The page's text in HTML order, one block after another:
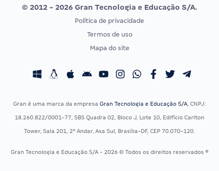
Vunesp
CONCURSOS POR PROFISSÃO
Concursos Fiscais
Residência Multiprofissional
EXAME DE ORDEM
Calendário OAB
© 2012 - 2026 Gran Tecnologia e Educação S/A.
Política de privacidade
Termos de uso
Mapa do site
Gran é uma marca da empresa Gran Tecnologia e Educação S/A, CNPJ:
18.260.822/0001-77, SBS Quadra 02, Bloco J, Lote 10, Edifício Carlton
Tower, Sala 201, 2º Andar, Asa Sul, Brasília-DF, CEP 70.070-120.
Gran Tecnologia e Educação S/A - 2026 © Todos os direitos reservados ®